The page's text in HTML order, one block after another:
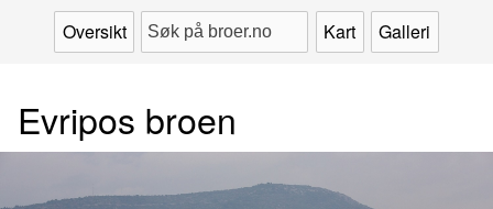
Oversikt Kart Galleri
Evripos broen